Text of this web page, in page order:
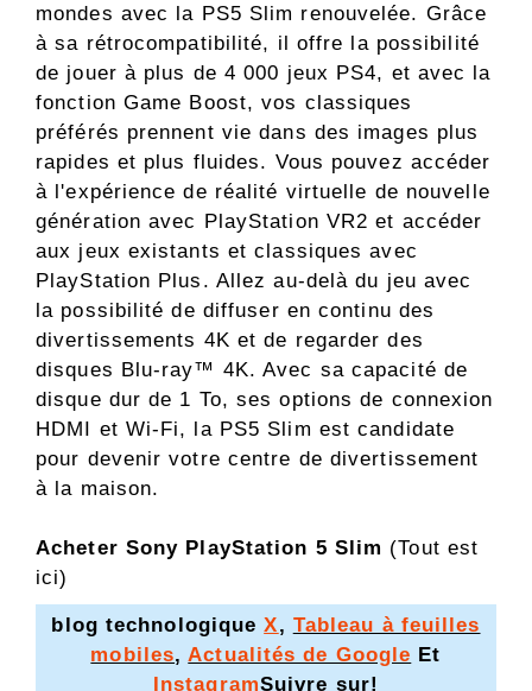
mondes avec la PS5 Slim renouvelée. Grâce
à sa rétrocompatibilité, il offre la possibilité
de jouer à plus de 4 000 jeux PS4, et avec la
fonction Game Boost, vos classiques
préférés prennent vie dans des images plus
rapides et plus fluides. Vous pouvez accéder
à l'expérience de réalité virtuelle de nouvelle
génération avec PlayStation VR2 et accéder
aux jeux existants et classiques avec
PlayStation Plus. Allez au-delà du jeu avec
la possibilité de diffuser en continu des
divertissements 4K et de regarder des
disques Blu-ray™ 4K. Avec sa capacité de
disque dur de 1 To, ses options de connexion
HDMI et Wi-Fi, la PS5 Slim est candidate
pour devenir votre centre de divertissement
à la maison.
Acheter Sony PlayStation 5 Slim (Tout est
ici)
blog technologiqueX, Tableau à feuilles
mobiles,Actualités de Google Et
InstagramSuivre sur!